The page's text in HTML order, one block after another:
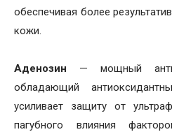
обеспечивая более
кожи.
Аденозин — мощный
обладающий
усиливает защиту от
пагубного влияния